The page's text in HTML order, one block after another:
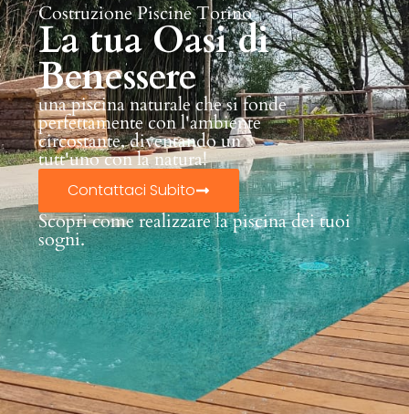
Costruzione Piscine Torino
La tua Oasi di
Benessere
una piscina naturale che si fonde
perfettamente con l'ambiente
circostante, diventando un
tutt'uno con la natura!
Contattaci Subito
Scopri come realizzare la piscina dei tuoi
sogni.